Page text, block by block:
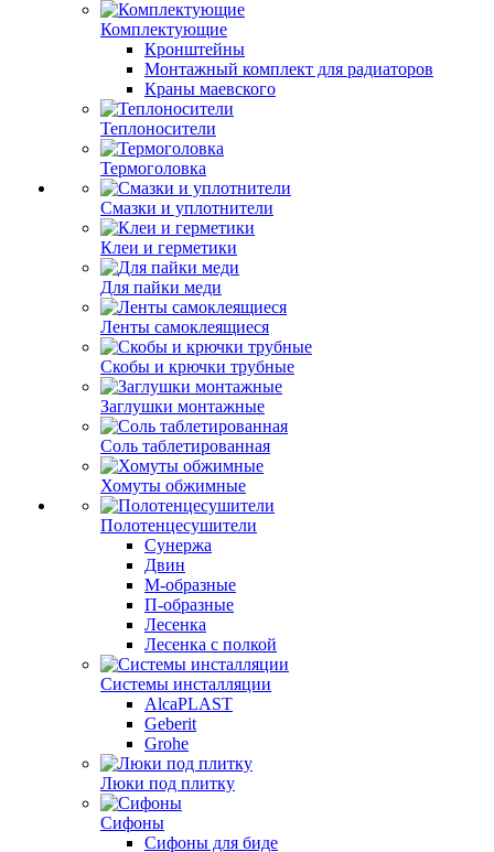
Комплектующие
Кронштейны
Монтажный комплект для радиаторов
Краны маевского
Теплоносители
Термоголовка
Смазки и уплотнители
Клеи и герметики
Для пайки меди
Ленты самоклеящиеся
Скобы и крючки трубные
Заглушки монтажные
Соль таблетированная
Хомуты обжимные
Полотенцесушители
Сунержа
Двин
М-образные
П-образные
Лесенка
Лесенка с полкой
Системы инсталляции
AlcaPLAST
Geberit
Grohe
Люки под плитку
Сифоны
Сифoны для биде